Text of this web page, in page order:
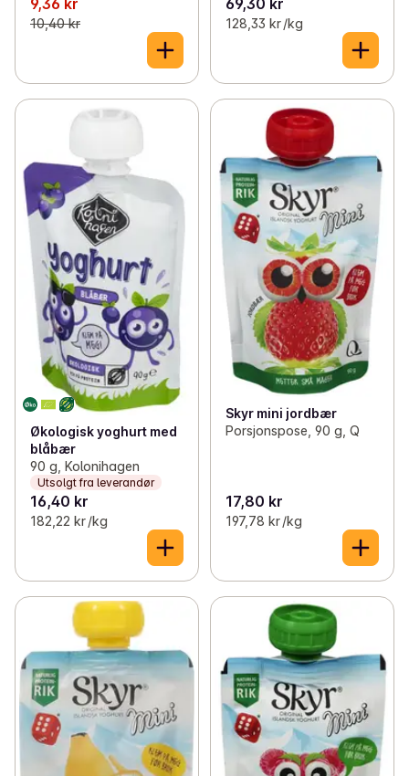
10,40 kr 128,33 kr /kg
Økologisk yoghurt med
blåbær
90 g, Kolonihagen
Utsolgt fra leverandør
16,40 kr
182,22 kr /kg
Skyr mini jordbær
Porsjonspose, 90 g, Q
17,80 kr
197,78 kr /kg